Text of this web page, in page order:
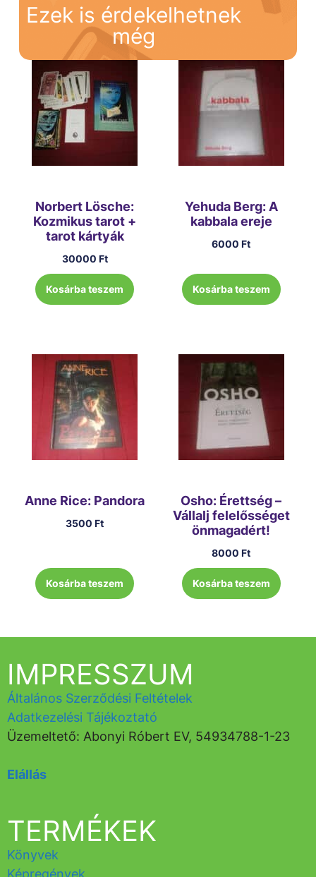
Ezek is érdekelhetnek
még
Norbert Lösche:
Kozmikus tarot +
tarot kártyák
30000 Ft
Kosárba teszem
Yehuda Berg: A
kabbala ereje
6000Ft
Kosárba teszem
Anne Rice: Pandora
3500Ft
Kosárba teszem
Osho: Érettség –
Vállalj felelősséget
önmagadért!
8000Ft
Kosárba teszem
TERMÉKEK
Könyvek
Képregények
IMPRESSZUM
Általános Szerződési Feltételek
Adatkezelési Tájékoztató
Üzemeltető: Abonyi Róbert EV, 54934788-1-23
Elállás